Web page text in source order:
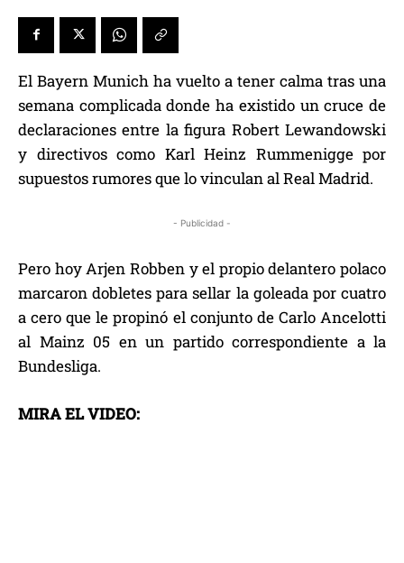
El Bayern Munich ha vuelto a tener calma tras una
semana complicada donde ha existido un cruce de
declaraciones entre la figura Robert Lewandowski
y directivos como Karl Heinz Rummenigge por
supuestos rumores que lo vinculan al Real Madrid.
- Publicidad -
Pero hoy Arjen Robben y el propio delantero polaco
marcaron dobletes para sellar la goleada por cuatro
a cero que le propinó el conjunto de Carlo Ancelotti
al Mainz 05 en un partido correspondiente a la
Bundesliga.
MIRA EL VIDEO: